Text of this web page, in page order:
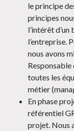
le principe
principes
l’intérêt
l’entreprise.
nous avons
toutes les
métier
En phase
référentiel
projet. Nous